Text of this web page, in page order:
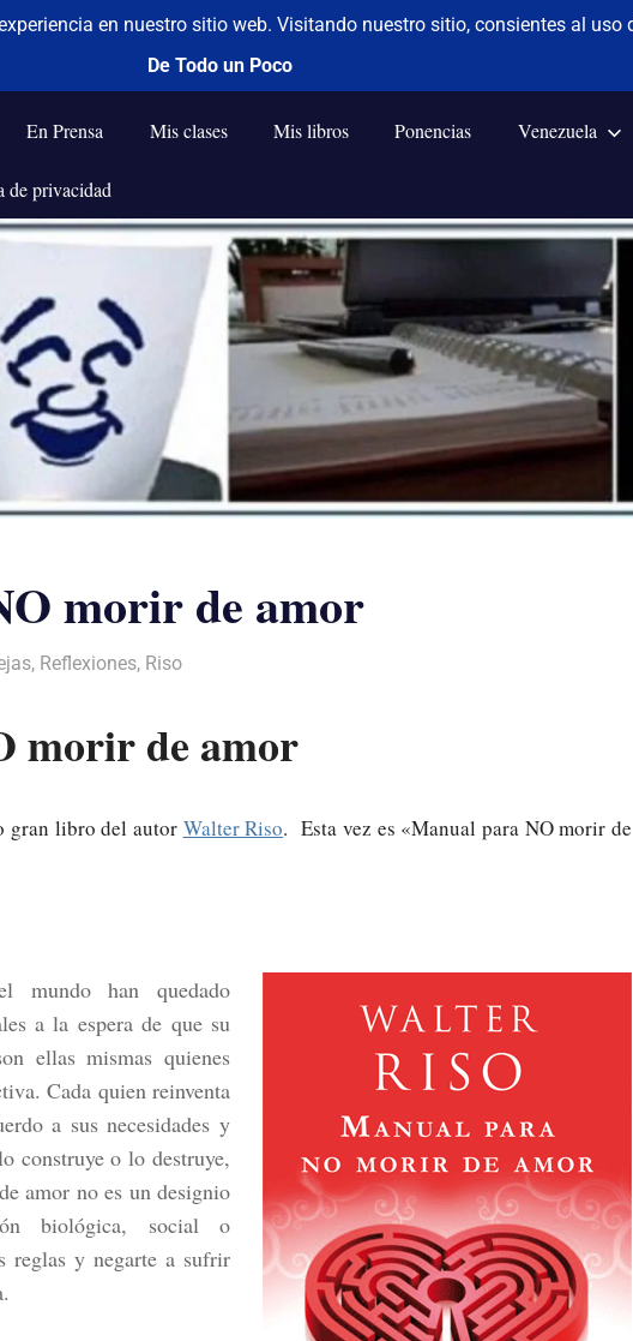
En Prensa Mis clases Mis libros Ponencias Venezuela
de privacidad
morir de amor
, Reflexiones, Riso
morir de amor
gran libro del autor Walter Riso. Esta vez es «Manual para NO morir de
mundo han quedado
a la espera de que su
ellas mismas quienes
Cada quien reinventa
a sus necesidades y
construye o lo destruye,
amor no es un designio
biológica, social o
reglas y negarte a sufrir